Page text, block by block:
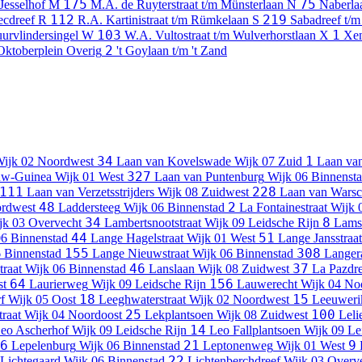
M 175 M.A. de Ruyterstraat t/m Münsterlaan N 75
R 112 R.A. Kartinistraat t/m Rümkelaan S 219 Sabadreef t/
W 103 W.A. Vultostraat t/m Wulverhorstlaan X 1
Overig 2 't Goylaan t/m 't Zand
02 Noordwest 34 Laan van Kovelswade Wijk 07 Zuid 1 Laan
Guinea Wijk 01 West 327 Laan van Puntenburg Wijk 06
111 Laan van Verzetsstrijders Wijk 08 Zuidwest 228 Laan van
48 Laddersteeg Wijk 06 Binnenstad 2 La Fontainestraat Wijk
03 Overvecht 34 Lambertsnootstraat Wijk 09 Leidsche Rijn 8
Binnenstad 44 Lange Hagelstraat Wijk 01 West 51 Lange Jansstraat
155 Lange Nieuwstraat Wijk 06 Binnenstad 308
Wijk 06 Binnenstad 46 Lanslaan Wijk 08 Zuidwest 37 La
64 Laurierweg Wijk 09 Leidsche Rijn 156 Lauwerecht Wijk 04
Wijk 05 Oost 18 Leeghwaterstraat Wijk 02 Noordwest 15
Wijk 04 Noordoost 25 Lekplantsoen Wijk 08 Zuidwest 100
Ascherhof Wijk 09 Leidsche Rijn 14 Leo Fallplantsoen Wijk 09
Lepelenburg Wijk 06 Binnenstad 21 Leptonenweg Wijk 01 West 9